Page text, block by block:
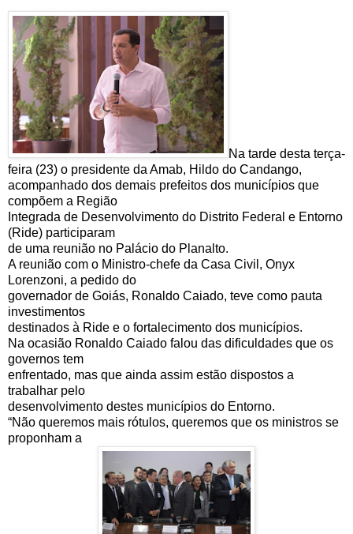
Na tarde desta terça-
feira (23) o presidente da Amab, Hildo do Candango,
acompanhado dos demais prefeitos dos municípios que
compõem a Região
Integrada de Desenvolvimento do Distrito Federal e Entorno
(Ride) participaram
de uma reunião no Palácio do Planalto.
A reunião com o Ministro-chefe da Casa Civil, Onyx
Lorenzoni, a pedido do
governador de Goiás, Ronaldo Caiado, teve como pauta
investimentos
destinados à Ride e o fortalecimento dos municípios.
Na ocasião Ronaldo Caiado falou das dificuldades que os
governos tem
enfrentado, mas que ainda assim estão dispostos a
trabalhar pelo
desenvolvimento destes municípios do Entorno.
“Não queremos mais rótulos, queremos que os ministros se
proponham a